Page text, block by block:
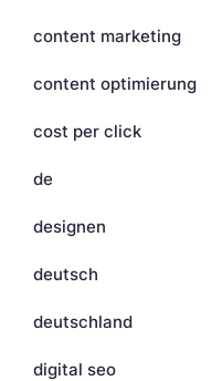
content marketing
content optimierung
cost per click
de
designen
deutsch
deutschland
digital seo